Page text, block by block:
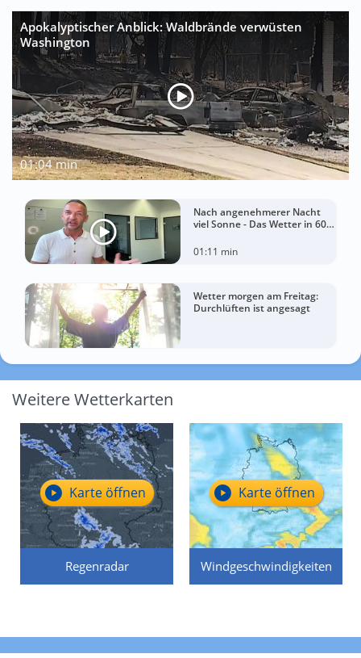
Apokalyptischer Anblick: Waldbrände verwüsten
Washington
01:04 min
Nach angenehmerer Nacht
viel Sonne - Das Wetter in 60
01:11 min
Wetter morgen am Freitag:
Durchlüften ist angesagt
Weitere Wetterkarten
Regenradar
Karte öffnen
Windgeschwindigkeiten
Karte öffnen